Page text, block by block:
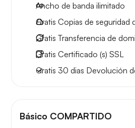
Ancho de banda ilimitado
Gratis Copias de seguridad
Gratis Transferencia de
Gratis Certificado (s) SSL
Gratis 30 dias Devolución
Básico COMPARTIDO